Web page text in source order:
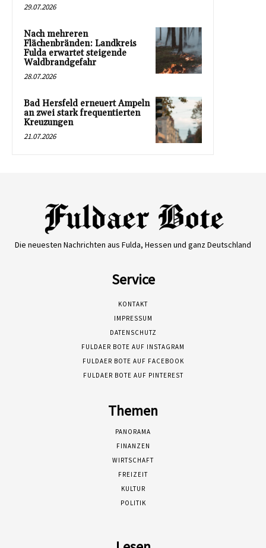
29.07.2026
Nach mehreren
Flächenbränden: Landkreis
Fulda erwartet steigende
Waldbrandgefahr
28.07.2026
Bad Hersfeld erneuert Ampeln
an zwei stark frequentierten
Kreuzungen
21.07.2026
Die neuesten Nachrichten aus Fulda, Hessen und ganz Deutschland
Service
KONTAKT
IMPRESSUM
DATENSCHUTZ
FULDAER BOTE AUF INSTAGRAM
FULDAER BOTE AUF FACEBOOK
FULDAER BOTE AUF PINTEREST
Themen
PANORAMA
FINANZEN
WIRTSCHAFT
FREIZEIT
KULTUR
POLITIK